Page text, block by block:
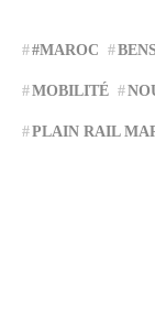
#MAROC
MOBILITÉ
PLAIN RAIL